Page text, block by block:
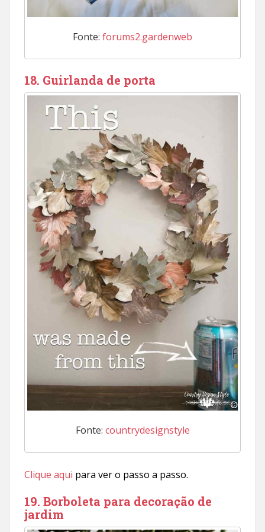
Fonte: forums2.gardenweb
18. Guirlanda de porta
Fonte: countrydesignstyle
Clique aqui para ver o passo a passo.
19. Borboleta para decoração de
jardim